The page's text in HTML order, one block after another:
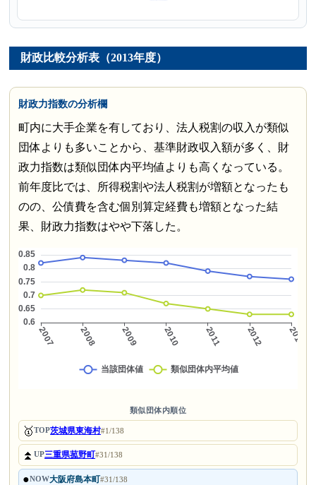
財政比較分析表（2013年度）
財政力指数の分析欄
町内に大手企業を有しており、法人税割の収入が類似
団体よりも多いことから、基準財政収入額が多く、財
政力指数は類似団体内平均値よりも高くなっている。
前年度比では、所得税割や法人税割が増額となったも
のの、公債費を含む個別算定経費も増額となった結
果、財政力指数はやや下落した。
類似団体内順位
🥇TOP茨城県東海村#1/138
⏫UP三重県菰野町#31/138
●NOW大阪府島本町#31/138